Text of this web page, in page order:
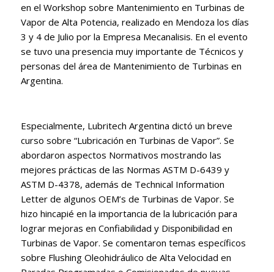
en el Workshop sobre Mantenimiento en Turbinas de
Vapor de Alta Potencia, realizado en Mendoza los días
3 y 4 de Julio por la Empresa Mecanalisis. En el evento
se tuvo una presencia muy importante de Técnicos y
personas del área de Mantenimiento de Turbinas en
Argentina.
Especialmente, Lubritech Argentina dictó un breve
curso sobre “Lubricación en Turbinas de Vapor”. Se
abordaron aspectos Normativos mostrando las
mejores prácticas de las Normas ASTM D-6439 y
ASTM D-4378, además de Technical Information
Letter de algunos OEM’s de Turbinas de Vapor. Se
hizo hincapié en la importancia de la lubricación para
lograr mejoras en Confiabilidad y Disponibilidad en
Turbinas de Vapor. Se comentaron temas específicos
sobre Flushing Oleohidráulico de Alta Velocidad en